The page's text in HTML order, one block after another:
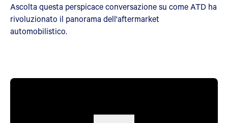
Ascolta questa perspicace conversazione su come ATD ha
rivoluzionato il panorama dell'aftermarket
automobilistico.